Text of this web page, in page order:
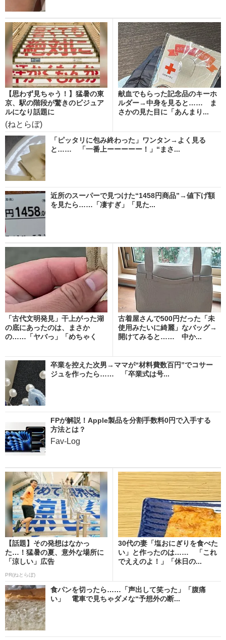
【思わず見ちゃう！】猛暑の東
京、駅の階段が驚きのビジュア
ルになり話題に
(ねとらぼ)
献血でもらった記念品のキーホ
ルダー→中身を見ると…… ま
さかの見た目に「あんまり...
「ピッタリに包み終わった」ワンタン→よく見る
と…… 「一番上ーーーーー！」“まさ...
近所のスーパーで見つけた“1458円商品”→値下げ額
を見たら……「凄すぎ」「見た...
「古代文明発見」干上がった湖
の底にあったのは、まさか
の……「ヤバっ」「めちゃく
古着屋さんで500円だった「未
使用みたいに綺麗」なバッグ→
開けてみると…… 中か...
卒業を控えた次男→ママが“材料費数百円”でコサー
ジュを作ったら…… 「卒業式は号...
FPが解説！Apple製品を分割手数料0円で入手する
方法とは？
Fav-Log
【話題】その発想はなかっ
た…！猛暑の夏、意外な場所に
「涼しい」広告
PR(ねとらぼ)
30代の妻「塩おにぎりを食べた
い」と作ったのは…… 「これ
でええのよ！」「休日の...
食パンを切ったら……「声出して笑った」「腹痛
い」 電車で見ちゃダメな“予想外の断...